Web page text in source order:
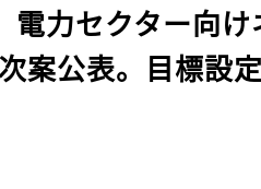
電力セクター向
案公表。目標設